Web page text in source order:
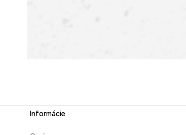
Informácie